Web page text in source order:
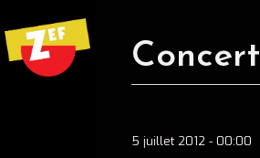
Concert
5 juillet 2012 - 00:00